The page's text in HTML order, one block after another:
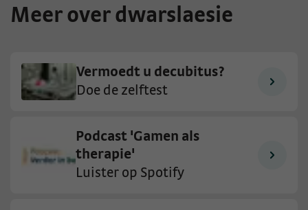
Meer over dwarslaesie
Vermoedt u decubitus?
Doe de zelftest
Podcast 'Gamen als
therapie'
Luister op Spotify